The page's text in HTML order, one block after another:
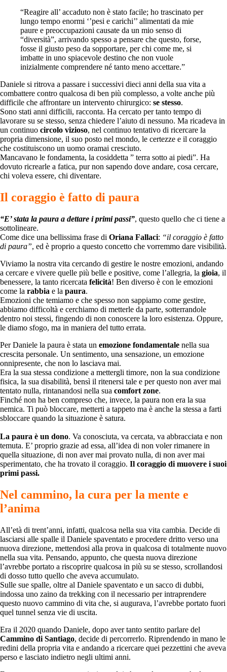
“Reagire all’ accaduto non è stato facile; ho trascinato per
lungo tempo enormi ‘’pesi e carichi’’ alimentati da mie
paure e preoccupazioni causate da un mio senso di
“diversità”, arrivando spesso a pensare che questo, forse,
fosse il giusto peso da sopportare, per chi come me, si
imbatte in uno spiacevole destino che non vuole
inizialmente comprendere né tanto meno accettare.”
Daniele si ritrova a passare i successivi dieci anni della sua vita a
combattere contro qualcosa di ben più complesso, a volte anche più
difficile che affrontare un intervento chirurgico: se stesso.
Sono stati anni difficili, racconta. Ha cercato per tanto tempo di
lavorare su se stesso, senza chiedere l’aiuto di nessuno. Ma ricadeva in
un continuo circolo vizioso, nel continuo tentativo di ricercare la
propria dimensione, il suo posto nel mondo, le certezze e il coraggio
che costituiscono un uomo oramai cresciuto.
Mancavano le fondamenta, la cosiddetta ” terra sotto ai piedi”. Ha
dovuto ricrearle a fatica, pur non sapendo dove andare, cosa cercare,
chi voleva essere, chi diventare.
Il coraggio è fatto di paura
“E’ stata la paura a dettare i primi passi”, questo quello che ci tiene a
sottolineare.
Come dice una bellissima frase di Oriana Fallaci: “il coraggio è fatto
di paura”, ed è proprio a questo concetto che vorremmo dare visibilità.
Viviamo la nostra vita cercando di gestire le nostre emozioni, andando
a cercare e vivere quelle più belle e positive, come l’allegria, la gioia, il
benessere, la tanto ricercata felicità! Ben diverso è con le emozioni
come la rabbia e la paura.
Emozioni che temiamo e che spesso non sappiamo come gestire,
abbiamo difficoltà e cerchiamo di metterle da parte, sotterrandole
dentro noi stessi, fingendo di non conoscere la loro esistenza. Oppure,
le diamo sfogo, ma in maniera del tutto errata.
Per Daniele la paura è stata un emozione fondamentale nella sua
crescita personale. Un sentimento, una sensazione, un emozione
onnipresente, che non lo lasciava mai.
Era la sua stessa condizione a mettergli timore, non la sua condizione
fisica, la sua disabilità, bensì il ritenersi tale e per questo non aver mai
tentato nulla, rintanandosi nella sua comfort zone.
Finché non ha ben compreso che, invece, la paura non era la sua
nemica. Ti può bloccare, metterti a tappeto ma è anche la stessa a farti
sbloccare quando la situazione è satura.
La paura è un dono. Va conosciuta, va cercata, va abbracciata e non
temuta. E’ proprio grazie ad essa, all’idea di non voler rimanere in
quella situazione, di non aver mai provato nulla, di non aver mai
sperimentato, che ha trovato il coraggio. Il coraggio di muovere i suoi
primi passi.
Nel cammino, la cura per la mente e
l’anima
All’età di trent’anni, infatti, qualcosa nella sua vita cambia. Decide di
lasciarsi alle spalle il Daniele spaventato e procedere dritto verso una
nuova direzione, mettendosi alla prova in qualcosa di totalmente nuovo
nella sua vita. Pensando, appunto, che questa nuova direzione
l’avrebbe portato a riscoprire qualcosa in più su se stesso, scrollandosi
di dosso tutto quello che aveva accumulato.
Sulle sue spalle, oltre al Daniele spaventato e un sacco di dubbi,
indossa uno zaino da trekking con il necessario per intraprendere
questo nuovo cammino di vita che, si augurava, l’avrebbe portato fuori
quel tunnel senza vie di uscita.
Era il 2020 quando Daniele, dopo aver tanto sentito parlare del
Cammino di Santiago, decide di percorrerlo. Riprendendo in mano le
redini della propria vita e andando a ricercare quei pezzettini che aveva
perso e lasciato indietro negli ultimi anni.